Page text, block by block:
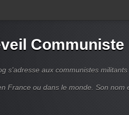
Communiste
s'adresse aux communistes
France ou dans le monde. Son nom